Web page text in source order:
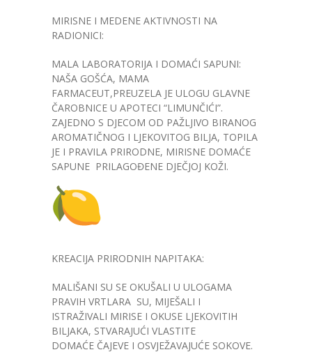
-- Javne nabavke
---- Osnovni elementi ugovora
---- Odluke o izboru i poništenju
---- Nabavka usluga iz anexa II dio B
-- Konkursi
Edukacije
-- Edukacije za roditelje
Za roditelje
-- Jelovnik za djecu
-- Obrasci i zahtjevi
MIRISNE I MEDENE AKTIVNOSTI NA
RADIONICI:
​MALA LABORATORIJA I DOMAĆI SAPUNI:
NAŠA GOŠĆA, MAMA
FARMACEUT,PREUZELA JE ULOGU GLAVNE
ČAROBNICE U APOTECI “LIMUNČIĆI”.
ZAJEDNO S DJECOM OD PAŽLJIVO BIRANOG
AROMATIČNOG I LJEKOVITOG BILJA, TOPILA
JE I PRAVILA PRIRODNE, MIRISNE DOMAĆE
SAPUNE PRILAGOĐENE DJEČJOJ KOŽI.
KREACIJA PRIRODNIH NAPITAKA:
MALIŠANI SU SE OKUŠALI U ULOGAMA
PRAVIH VRTLARA SU, MIJEŠALI I
ISTRAŽIVALI MIRISE I OKUSE LJEKOVITIH
BILJAKA, STVARAJUĆI VLASTITE
DOMAĆE ČAJEVE I OSVJEŽAVAJUĆE SOKOVE.